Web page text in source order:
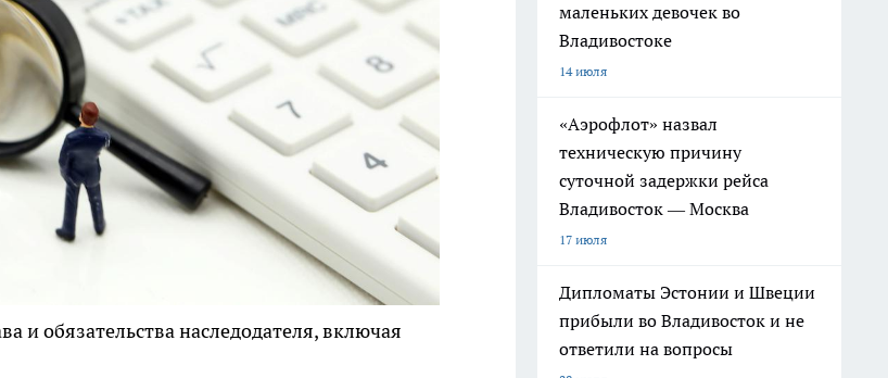
и обязательства наследодателя, включая
маленьких девочек во
Владивостоке
14 июля
«Аэрофлот» назвал
техническую причину
суточной задержки рейса
Владивосток — Москва
17 июля
Дипломаты Эстонии и Швеции
прибыли во Владивосток и не
ответили на вопросы